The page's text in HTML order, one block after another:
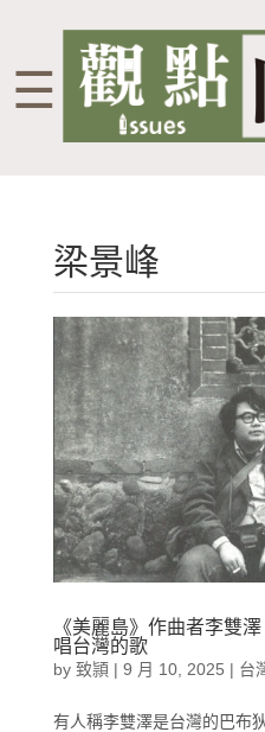
☰
梁景峰
《美麗島》作曲者李雙
唱台灣的歌
by 致頴| 9 月 10, 2025 | 台
有人稱李雙澤是台灣的巴布